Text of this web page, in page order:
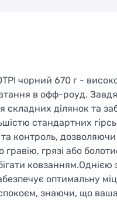
чорний 670 г -
в офф-роуд.
складних ділянок та
стандартних
та контроль,
гравію, грязі або
оптимальну
спокоєм, знаючи, що